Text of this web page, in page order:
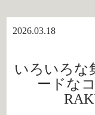
2026.03.18
いろいろな
ードな